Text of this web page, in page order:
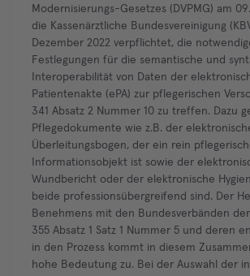
Modernisierungs-Gesetzes (DVPMG) am
die Kassenärztliche Bundesvereinigung
Dezember 2022 verpflichtet, die
Festlegungen für die semantische und
Interoperabilität von Daten der
Patientenakte (ePA) zur pflegerischen
341 Absatz 2 Nummer 10 zu treffen. Dazu
Pflegedokumente wie z.B. der
Überleitungsbogen, der ein rein
Informationsobjekt ist sowie der
Wundbericht oder der elektronische
beide professionsübergreifend sind. Der
Benehmens mit den Bundesverbänden
355 Absatz 1 Satz 1 Nummer 5 und deren
in den Prozess kommt in diesem
hohe Bedeutung zu. Bei der Auswahl der